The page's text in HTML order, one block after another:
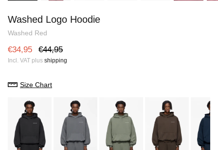
€28,75 €35,95
Washed Logo Hoodie
Washed Red
€34,95 €44,95
Incl. VAT plus shipping
Size Chart